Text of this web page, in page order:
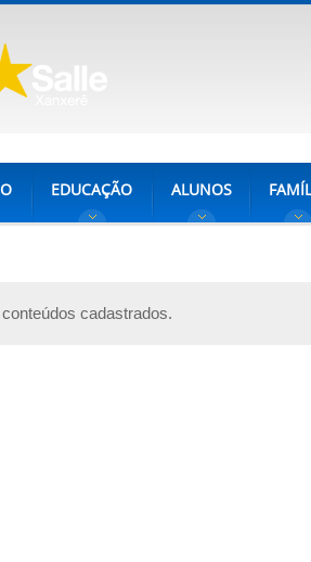
EDUCAÇÃO ALUNOS
cadastrados.